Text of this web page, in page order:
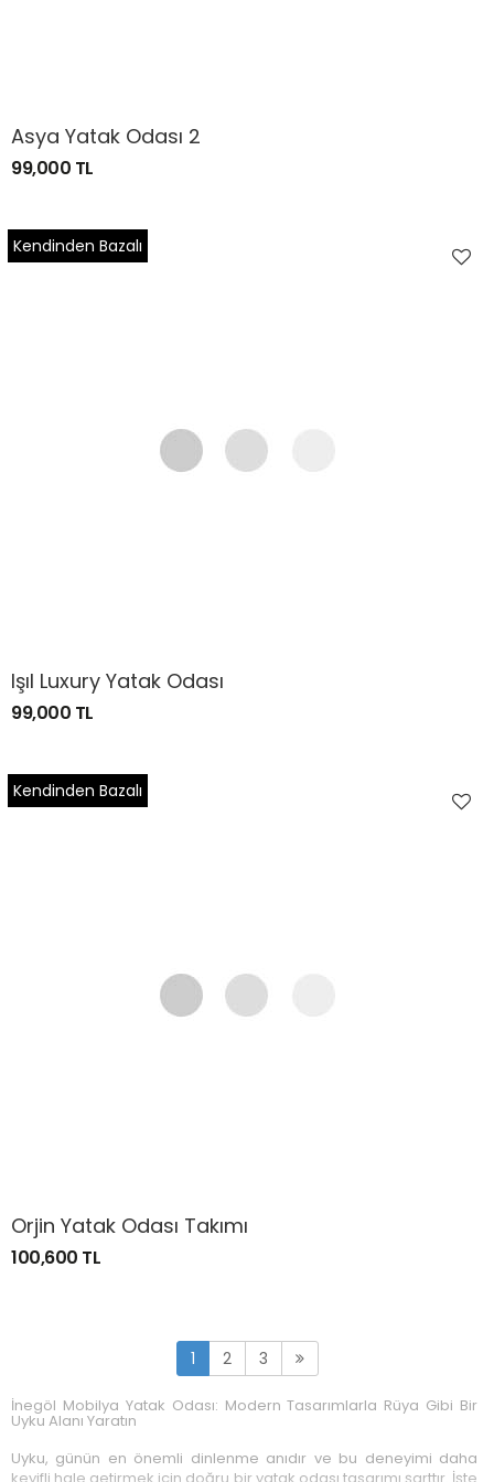
Asya Yatak Odası 2
99,000 TL
Kendinden Bazalı
Işıl Luxury Yatak Odası
99,000 TL
Kendinden Bazalı
Orjin Yatak Odası Takımı
100,600 TL
1 2 3
İnegöl Mobilya Yatak Odası: Modern Tasarımlarla Rüya Gibi Bir
Uyku Alanı Yaratın
Uyku, günün en önemli dinlenme anıdır ve bu deneyimi daha